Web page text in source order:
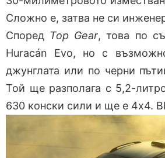
Сложно е, затва не си
Според Top Gear, това по
Huracán Evo, но с
джунглата или по черни
Той ще разполага с 5,2-
630 конски сили и ще е 4х4.